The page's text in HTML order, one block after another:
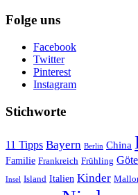
Folge uns
Facebook
Twitter
Pinterest
Instagram
Stichworte
11 Tipps Bayern Berlin China
Familie Frankreich Frühling
Insel Island Italien Kinder